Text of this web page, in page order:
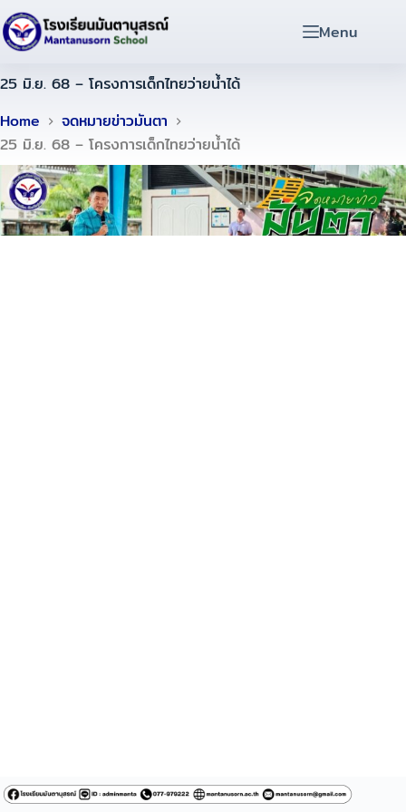
Menu
25 มิ.ย. 68 – โครงการเด็กไทยว่ายน้ำได้
Home
จดหมายข่าวมันตา
25 มิ.ย. 68 – โครงการเด็กไทยว่ายน้ำได้